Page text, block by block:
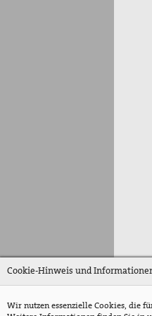
Cookie-Hinweis und
Wir nutzen essenzielle Cookies, die